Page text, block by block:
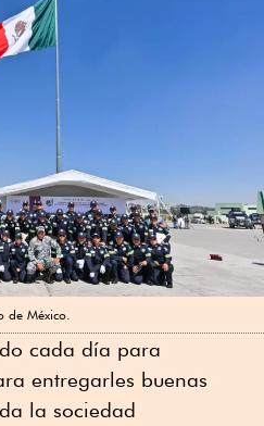
de México.
cada día para
entregarles buenas
la sociedad